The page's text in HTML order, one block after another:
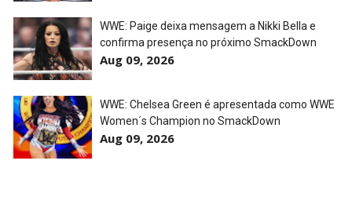
WWE: Paige deixa mensagem a Nikki Bella e
confirma presença no próximo SmackDown
Aug 09, 2026
WWE: Chelsea Green é apresentada como WWE
Women´s Champion no SmackDown
Aug 09, 2026